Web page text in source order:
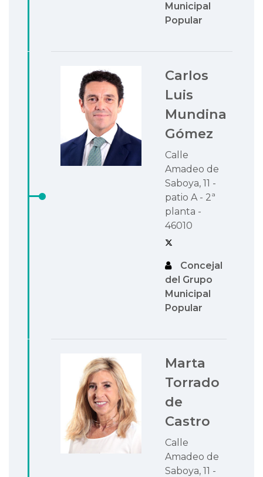
Municipal
Popular
Carlos
Luis
Mundina
Gómez
Calle
Amadeo de
Saboya, 11 -
patio A - 2ª
planta -
46010
Concejal
del Grupo
Municipal
Popular
Marta
Torrado
de
Castro
Calle
Amadeo de
Saboya, 11 -